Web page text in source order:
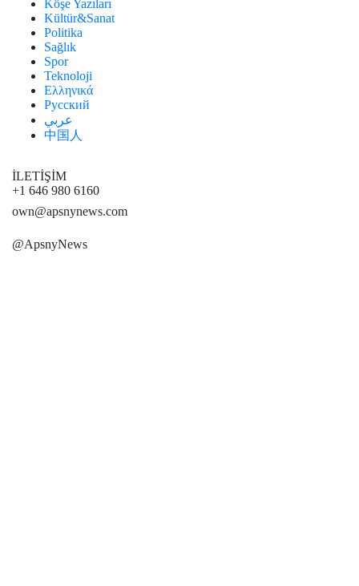
Köşe Yazıları
Kültür&Sanat
Politika
Sağlık
Spor
Teknoloji
Ελληνικά
Русский
عربي
中国人
İLETİŞİM
+1 646 980 6160
own@apsnynews.com
@ApsnyNews